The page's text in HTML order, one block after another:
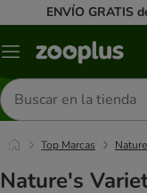
ENVÍO GRATIS
Menú
Buscar
productos
Top Marcas
Nature's